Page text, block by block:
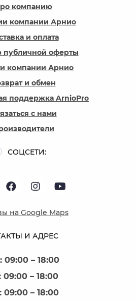
И АДРЕС
09:00 – 18:00
09:00 – 18:00
09:00 – 18:00
компанию
компании Арнио
и оплата
публичной оферты
компании Арнио
и обмен
поддержка ArnioPro
с нами
СОЦСЕТИ:
на Google Maps